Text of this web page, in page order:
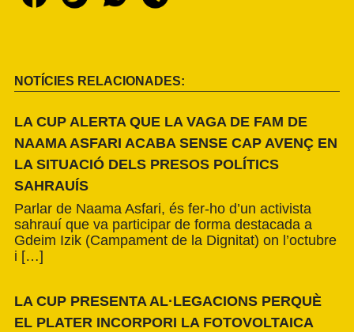
NOTÍCIES RELACIONADES:
LA CUP ALERTA QUE LA VAGA DE FAM DE
NAAMA ASFARI ACABA SENSE CAP AVENÇ EN
LA SITUACIÓ DELS PRESOS POLÍTICS
SAHRAUÍS
Parlar de Naama Asfari, és fer-ho d’un activista
sahrauí que va participar de forma destacada a
Gdeim Izik (Campament de la Dignitat) on l’octubre
i […]
LA CUP PRESENTA AL·LEGACIONS PERQUÈ
EL PLATER INCORPORI LA FOTOVOLTAICA